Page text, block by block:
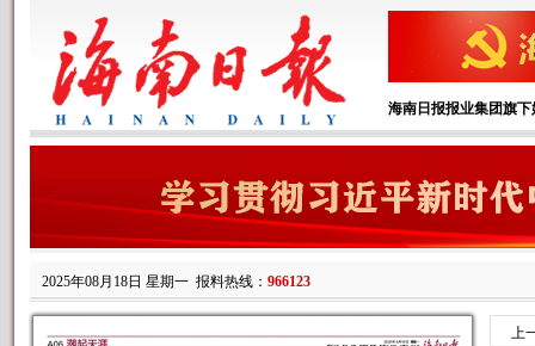
海南日报报业集团旗下
2025年08月18日 星期一 报料热线： 966123
上